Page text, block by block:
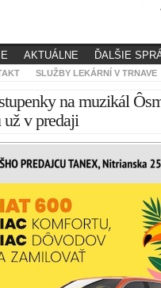
AKTUÁLNE ĎALŠIE
SLUŽBY LEKÁRNÍ V TRNAVE
na muzikál
už v predaji